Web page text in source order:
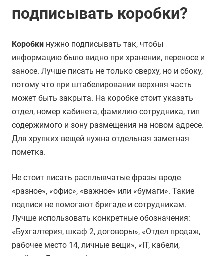
подписывать коробки?
Коробки нужно подписывать так, чтобы
информацию было видно при хранении, переносе и
заносе. Лучше писать не только сверху, но и сбоку,
потому что при штабелировании верхняя часть
может быть закрыта. На коробке стоит указать
отдел, номер кабинета, фамилию сотрудника, тип
содержимого и зону размещения на новом адресе.
Для хрупких вещей нужна отдельная заметная
пометка.
Не стоит писать расплывчатые фразы вроде
«разное», «офис», «важное» или «бумаги». Такие
подписи не помогают бригаде и сотрудникам.
Лучше использовать конкретные обозначения:
«Бухгалтерия, шкаф 2, договоры», «Отдел продаж,
рабочее место 14, личные вещи», «IT, кабели,